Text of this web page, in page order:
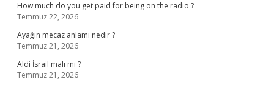
How much do you get paid for being on the radio ?
Temmuz 22, 2026
Ayağın mecaz anlamı nedir ?
Temmuz 21, 2026
Aldi İsrail malı mı ?
Temmuz 21, 2026